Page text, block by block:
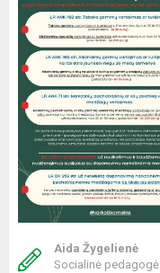
Aida Žygelienė
Socialinė pedagogė